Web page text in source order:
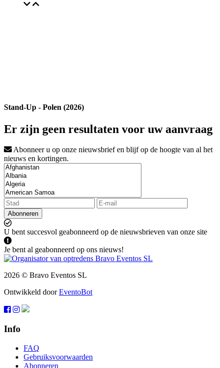
Stand-Up - Polen (2026)
Er zijn geen resultaten voor uw aanvraag
Abonneer u op onze nieuwsbrief en blijf op de hoogte van al het
nieuws en kortingen.
Abonneren
U bent succesvol geabonneerd op de nieuwsbrieven van onze site
Je bent al geabonneerd op ons nieuws!
2026 © Bravo Eventos SL
Ontwikkeld doorEventoBot
Info
FAQ
Gebruiksvoorwaarden
Abonneren